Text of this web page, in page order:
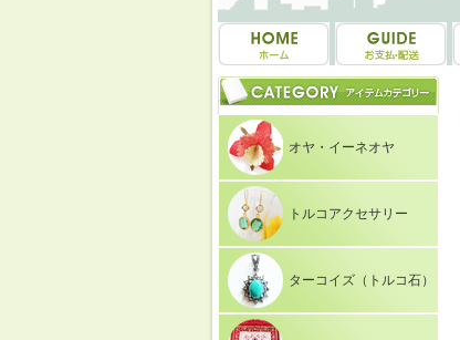
オヤ・イーネオヤ
トルコアクセサリー
ターコイズ（トルコ石）